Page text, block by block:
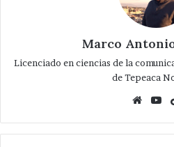
Marco
Licenciado en ciencias de la
de Tepeaca